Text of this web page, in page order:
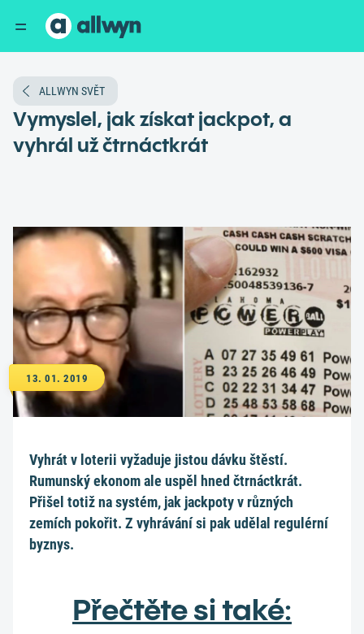
ALLWYN SVĚT
Vymyslel, jak získat jackpot, a
vyhrál už čtrnáctkrát
13. 01. 2019
Vyhrát v loterii vyžaduje jistou dávku štěstí.
Rumunský ekonom ale uspěl hned čtrnáctkrát.
Přišel totiž na systém, jak jackpoty v různých
zemích pokořit. Z vyhrávání si pak udělal regulérní
byznys.
Přečtěte si také: